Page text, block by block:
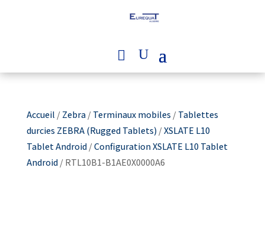
Accueil /Zebra/Terminaux mobiles /Tablettes
durcies ZEBRA (Rugged Tablets)/XSLATE L10
Tablet Android/Configuration XSLATE L10 Tablet
Android/ RTL10B1-B1AE0X0000A6